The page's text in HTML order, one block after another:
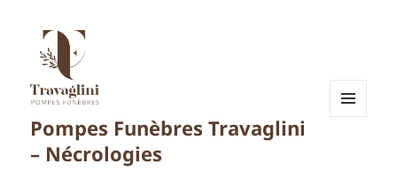
Pompes Funèbres Travaglini
– Nécrologies